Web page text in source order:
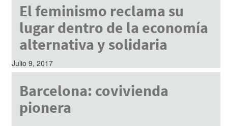
El feminismo reclama su
lugar dentro de la economía
alternativa y solidaria
Julio 9, 2017
Barcelona: covivienda
pionera